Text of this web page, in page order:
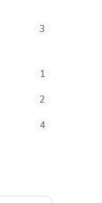
3
1
2
4